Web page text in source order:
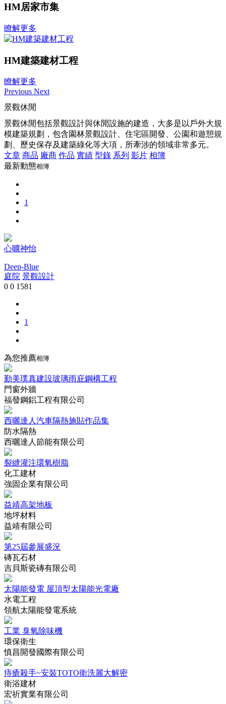
HM居家市集
瞭解更多
HM建築建材工程
瞭解更多
Previous Next
景觀休閒
景觀休閒包括景觀設計與休閒設施的建造，大多是以戶外大規
模建築規劃，包含園林景觀設計、住宅區開發、公園和遊憩規
劃、歷史保存及建築綠化等大項，所牽涉的領域非常多元。
文章 商品 廠商 作品 實績 型錄 系列 影片 相簿
最新動態相簿
1
心曠神怡
Deep-Blue
庭院 景觀設計
0 0 1581
1
為您推薦相簿
勤美璞真建設玻璃雨庇鋼構工程
門窗外牆
福發鋼鋁工程有限公司
西曬達人汽車隔熱施貼作品集
防水隔熱
西曬達人節能有限公司
裂縫灌注環氧樹脂
化工建材
強固企業有限公司
益靖高架地板
地坪材料
益靖有限公司
第25屆參展盛況
磚瓦石材
吉貝斯瓷磚有限公司
太陽能發電 屋頂型太陽能光電廠
水電工程
領航太陽能發電系統
工業 臭氧除味機
環保衛生
慎昌開發國際有限公司
痔瘡殺手~安裝TOTO衛洗麗大解密
衛浴建材
宏祈實業有限公司